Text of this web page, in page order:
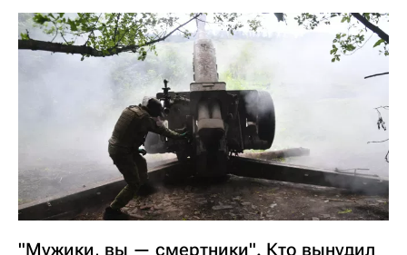
"Мужики, вы — смертники". Кто вынудил